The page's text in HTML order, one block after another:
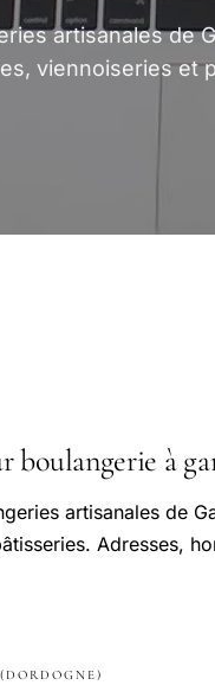
artisanales de
viennoiseries et
boulangerie à
artisanales de
Adresses,